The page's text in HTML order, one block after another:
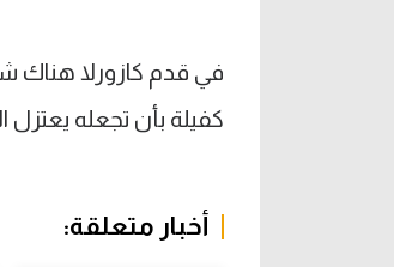
في قدم كازورلا هناك
كفيلة بأن تجعله يعتزل
أخبار متعلقة: